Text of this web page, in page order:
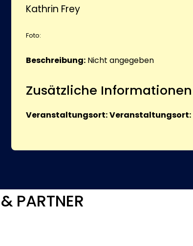
Kathrin Frey
Foto:
Beschreibung: Nicht angegeben
Zusätzliche Informationen
Veranstaltungsort:Veranstaltungsort:
PARTNER